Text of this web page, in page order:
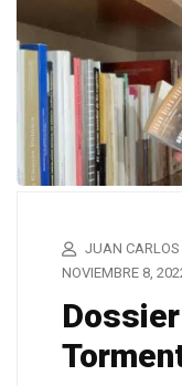
JUAN
NOVIEMBRE 8,